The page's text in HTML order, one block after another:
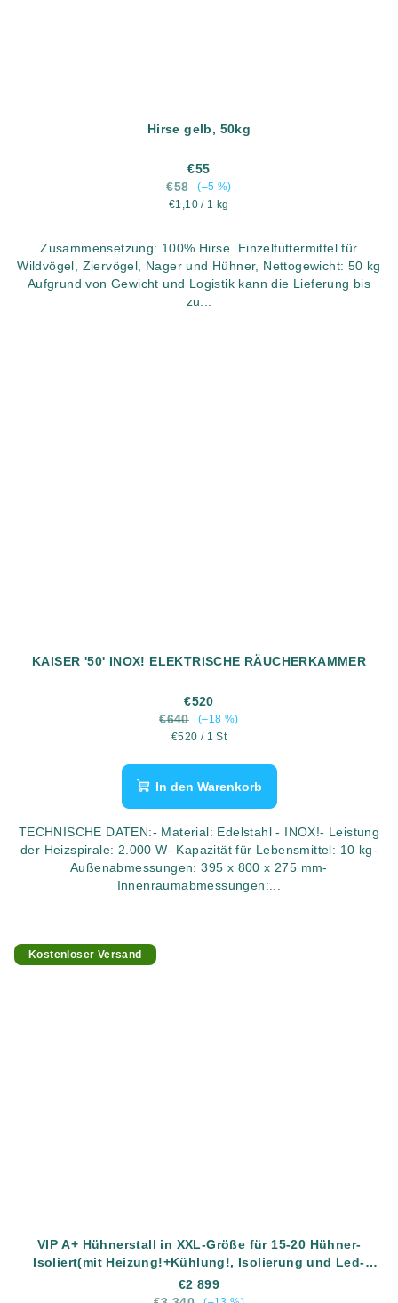
Hirse gelb, 50kg
€55
€58
(–5 %)
Verkaufspreis:
€1,10 / 1 kg
Zusammensetzung: 100% Hirse. Einzelfuttermittel für
Wildvögel, Ziervögel, Nager und Hühner, Nettogewicht: 50 kg
Aufgrund von Gewicht und Logistik kann die Lieferung bis
zu...
KAISER '50' INOX! ELEKTRISCHE RÄUCHERKAMMER
€520
€640
(–18 %)
Verkaufspreis:
€520 / 1 St
In den Warenkorb
TECHNISCHE DATEN:- Material: Edelstahl - INOX!- Leistung
der Heizspirale: 2.000 W- Kapazität für Lebensmittel: 10 kg-
Außenabmessungen: 395 x 800 x 275 mm-
Innenraumabmessungen:...
Kostenloser Versand
VIP A+ Hühnerstall in XXL-Größe für 15-20 Hühner-
Isoliert(mit Heizung!+Kühlung!, Isolierung und Led-
Beleuchtung) - Komplett montiert - Kostenlose Lieferung
€2 899